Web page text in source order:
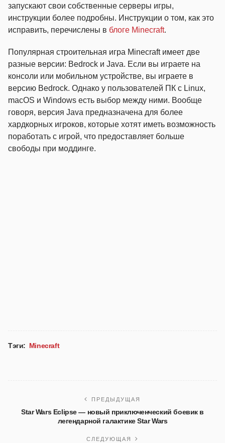
запускают свои собственные серверы игры,
инструкции более подробны. Инструкции о том, как это
исправить, перечислены в блоге Minecraft.
Популярная строительная игра Minecraft имеет две
разные версии: Bedrock и Java. Если вы играете на
консоли или мобильном устройстве, вы играете в
версию Bedrock. Однако у пользователей ПК с Linux,
macOS и Windows есть выбор между ними. Вообще
говоря, версия Java предназначена для более
хардкорных игроков, которые хотят иметь возможность
поработать с игрой, что предоставляет больше
свободы при моддинге.
Тэги: Minecraft
ПРЕДЫДУЩАЯ
Star Wars Eclipse — новый приключенческий боевик в
легендарной галактике Star Wars
СЛЕДУЮЩАЯ